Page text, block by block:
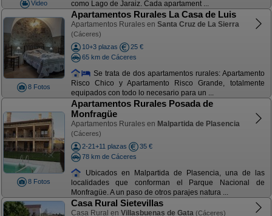
Video como Lago de Jaraiz. Cada apartament ...
8 Fotos
Apartamentos Rurales La Casa de Luis
Apartamentos Rurales en Santa Cruz de La Sierra
(Cáceres)
10+3 plazas
25 €
65 km de Cáceres
Se trata de dos apartamentos rurales: Apartamento
Risco Chico y Apartamento Risco Grande, totalmente
equipados con todo lo necesario para un ...
8 Fotos
Apartamentos Rurales Posada de
Monfragüe
Apartamentos Rurales en Malpartida de Plasencia
(Cáceres)
2-21+11 plazas
35 €
78 km de Cáceres
Ubicados en Malpartida de Plasencia, una de las
localidades que conforman el Parque Nacional de
Monfragüe. A un paso de otros parajes natura ...
Casa Rural Sietevillas
Casa Rural en Villasbuenas de Gata (Cáceres)